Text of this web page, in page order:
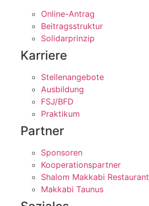
Online-Antrag
Beitragsstruktur
Solidarprinzip
Karriere
Stellenangebote
Ausbildung
FSJ/BFD
Praktikum
Partner
Sponsoren
Kooperationspartner
Shalom Makkabi Restaurant
Makkabi Taunus